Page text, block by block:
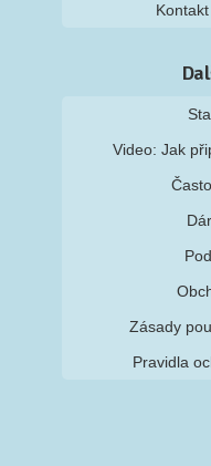
Video: Jak
Zásady
Pravidla